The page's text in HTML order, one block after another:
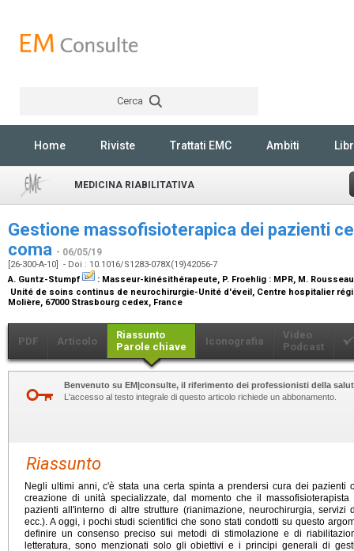
Cerca
Home Riviste Trattati EMC Ambiti
MEDICINA RIABILITATIVA
Gestione massofisioterapica dei pazienti
coma - 06/05/19
[26-300-A-10] - Doi : 10.1016/S1283-078X(19)42056-7
A. Guntz-Stumpf
: Masseur-kinésithérapeute, P. Froehlig : MPR, M.
Unité de soins continus de neurochirurgie-Unité d'éveil, Centre hospitalier
Molière, 67000 Strasbourg cedex, France
PDF Articolo
Riassunto
Parole chiave
Iconografia
Video
Podcast
Benvenuto su EM|consulte, il riferimento dei professionisti della
L'accesso al testo integrale di questo articolo richiede un abbonamento.
Riassunto
Negli ultimi anni, c'è stata una certa spinta a prendersi cura dei pazienti
creazione di unità specializzate, dal momento che il
pazienti all'interno di altre strutture (rianimazione, neurochirurgia,
ecc.). A oggi, i pochi studi scientifici che sono stati condotti su questo
definire un consenso preciso sui metodi di stimolazione e di
letteratura, sono menzionati solo gli obiettivi e i principi generali di